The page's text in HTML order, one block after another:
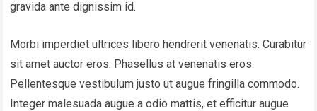
gravida ante dignissim id.
Morbi imperdiet ultrices libero hendrerit venenatis. Curabitur
sit amet auctor eros. Phasellus at venenatis eros.
Pellentesque vestibulum justo ut augue fringilla commodo.
Integer malesuada augue a odio mattis, et efficitur augue